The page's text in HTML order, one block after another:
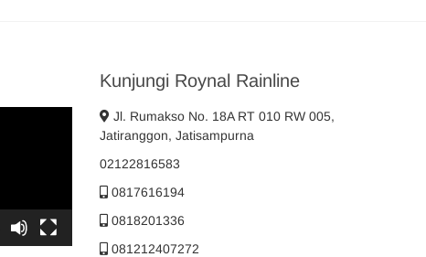
Kunjungi Roynal Rainline
Jl. Rumakso No. 18A RT 010 RW 005,
Jatiranggon, Jatisampurna
02122816583
0817616194
0818201336
081212407272